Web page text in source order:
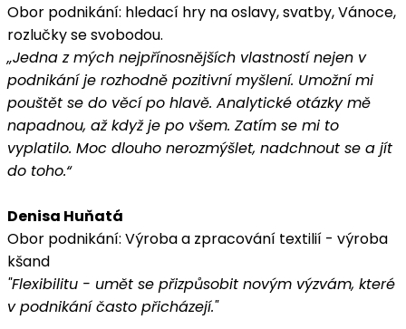
Obor podnikání: hledací hry na oslavy, svatby, Vánoce,
rozlučky se svobodou.
„Jedna z mých nejpřínosnějších vlastností nejen v
podnikání je rozhodně pozitivní myšlení. Umožní mi
pouštět se do věcí po hlavě. Analytické otázky mě
napadnou, až když je po všem. Zatím se mi to
vyplatilo. Moc dlouho nerozmýšlet, nadchnout se a jít
do toho.“
Denisa Huňatá
Obor podnikání: Výroba a zpracování textilií - výroba
kšand
"Flexibilitu - umět se přizpůsobit novým výzvám, které
v podnikání často přicházejí."